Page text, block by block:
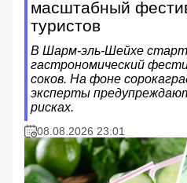
масштабный
туристов
В Шарм-эль-Шейхе
гастрономический
соков. На фоне
эксперты
рисках.
08.08.2026 23:01